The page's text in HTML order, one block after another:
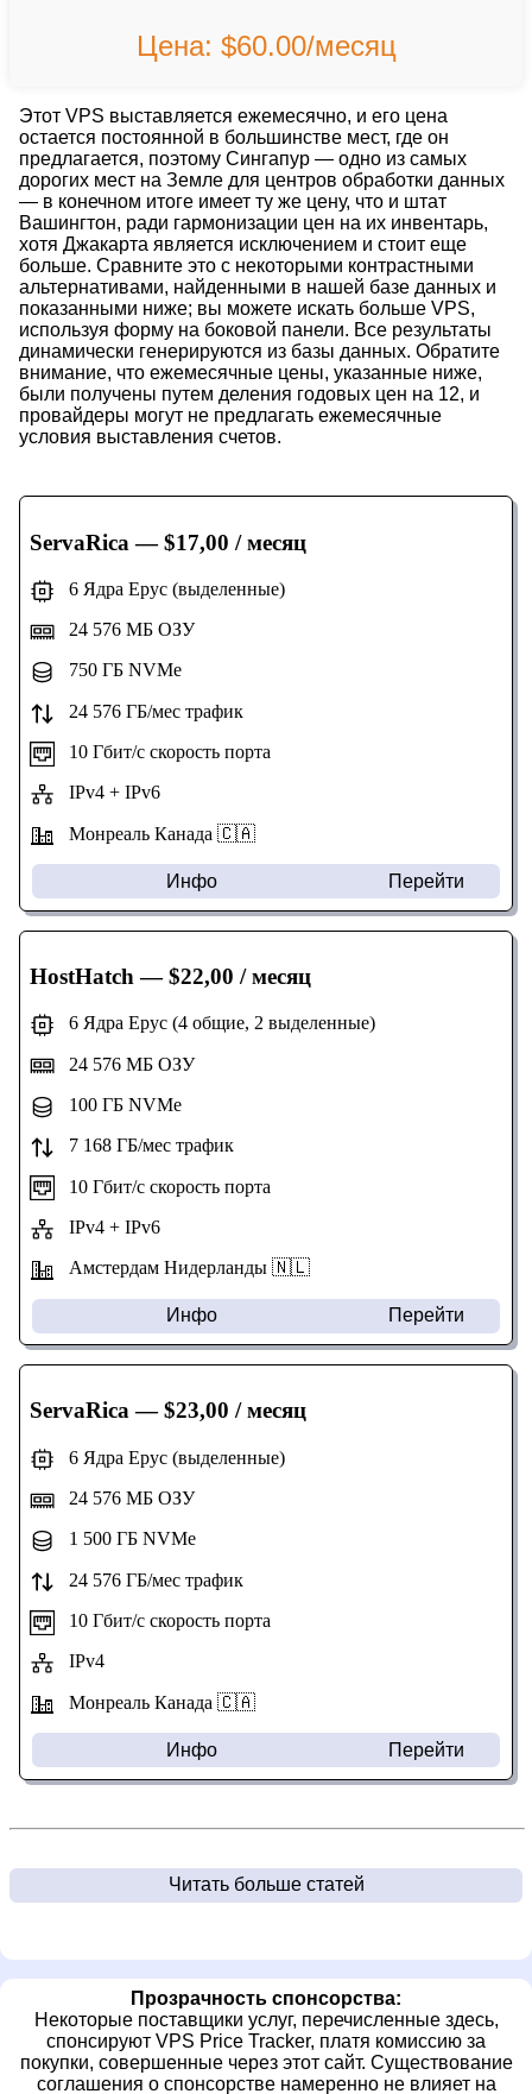
Цена: $60.00/месяц
Этот VPS выставляется ежемесячно, и его цена
остается постоянной в большинстве мест, где он
предлагается, поэтому Сингапур — одно из самых
дорогих мест на Земле для центров обработки данных
— в конечном итоге имеет ту же цену, что и штат
Вашингтон, ради гармонизации цен на их инвентарь,
хотя Джакарта является исключением и стоит еще
больше. Сравните это с некоторыми контрастными
альтернативами, найденными в нашей базе данных и
показанными ниже; вы можете искать больше VPS,
используя форму на боковой панели. Все результаты
динамически генерируются из базы данных. Обратите
внимание, что ежемесячные цены, указанные ниже,
были получены путем деления годовых цен на 12, и
провайдеры могут не предлагать ежемесячные
условия выставления счетов.
ServaRica — $17,00 / месяц
6 Ядра Epyc (выделенные)
24 576 МБ ОЗУ
750 ГБ NVMe
24 576 ГБ/мес трафик
10 Гбит/с скорость порта
IPv4 + IPv6
Монреаль Канада 🇨🇦
Инфо Перейти
HostHatch — $22,00 / месяц
6 Ядра Epyc (4 общие, 2 выделенные)
24 576 МБ ОЗУ
100 ГБ NVMe
7 168 ГБ/мес трафик
10 Гбит/с скорость порта
IPv4 + IPv6
Амстердам Нидерланды 🇳🇱
Инфо Перейти
ServaRica— $23,00 / месяц
6 Ядра Epyc (выделенные)
24 576 МБ ОЗУ
1 500 ГБ NVMe
24 576 ГБ/мес трафик
10 Гбит/с скорость порта
IPv4
Монреаль Канада 🇨🇦
Инфо Перейти
Читать больше статей
Прозрачность спонсорства:
Некоторые поставщики услуг, перечисленные здесь,
спонсируют VPS Price Tracker, платя комиссию за
покупки, совершенные через этот сайт. Существование
соглашения о спонсорстве намеренно не влияет на